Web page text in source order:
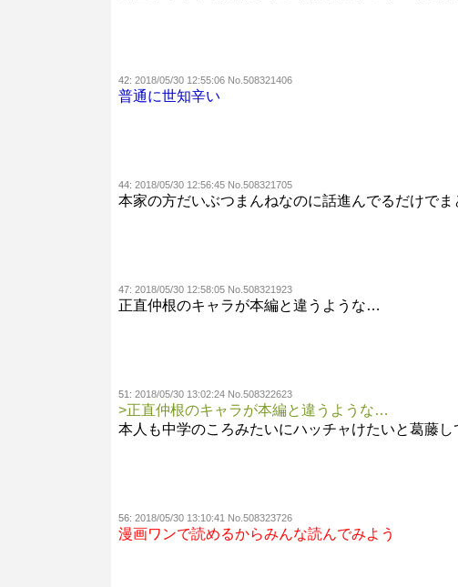
42: 2018/05/30 12:55:06 No.508321406
普通に世知辛い
44: 2018/05/30 12:56:45 No.508321705
本家の方だいぶつまんねなのに話進んでるだけで
47: 2018/05/30 12:58:05 No.508321923
正直仲根のキャラが本編と違うような…
51: 2018/05/30 13:02:24 No.508322623
>正直仲根のキャラが本編と違うような…
本人も中学のころみたいにハッチャけたいと葛藤
56: 2018/05/30 13:10:41 No.508323726
漫画ワンで読めるからみんな読んでみよう